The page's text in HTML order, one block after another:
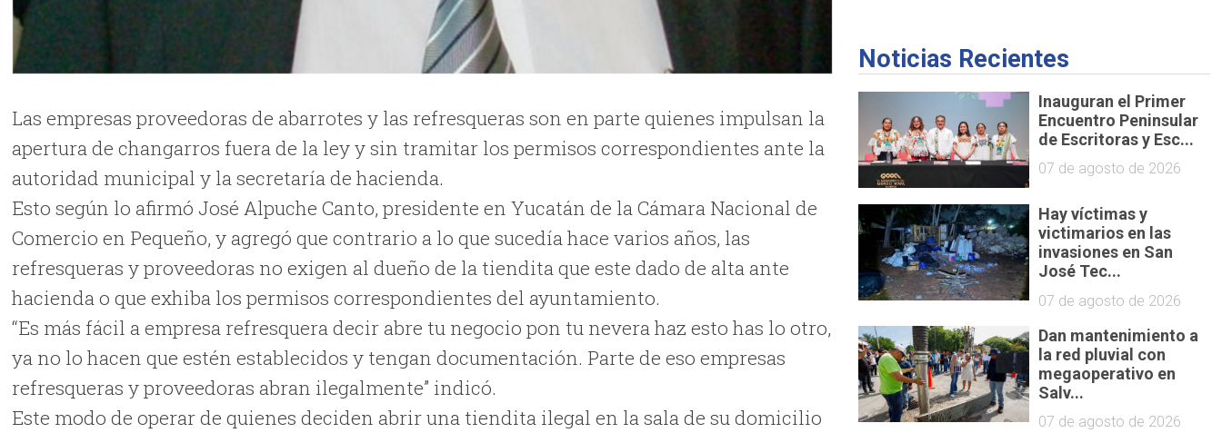
Las empresas proveedoras de abarrotes y las refresqueras son en parte quienes impulsan la
apertura de changarros fuera de la ley y sin tramitar los permisos correspondientes ante la
autoridad municipal y la secretaría de hacienda.
Esto según lo afirmó José Alpuche Canto, presidente en Yucatán de la Cámara Nacional de
Comercio en Pequeño, y agregó que contrario a lo que sucedía hace varios años, las
refresqueras y proveedoras no exigen al dueño de la tiendita que este dado de alta ante
hacienda o que exhiba los permisos correspondientes del ayuntamiento.
“Es más fácil a empresa refresquera decir abre tu negocio pon tu nevera haz esto has lo otro,
ya no lo hacen que estén establecidos y tengan documentación. Parte de eso empresas
refresqueras y proveedoras abran ilegalmente” indicó.
Este modo de operar de quienes deciden abrir una tiendita ilegal en la sala de su domicilio
Noticias Recientes
Inauguran el Primer
Encuentro Peninsular
de Escritoras y Esc...
07 de agosto de 2026
Hay víctimas y
victimarios en las
invasiones en San
José Tec...
07 de agosto de 2026
Dan mantenimiento a
la red pluvial con
megaoperativo en
Salv...
07 de agosto de 2026